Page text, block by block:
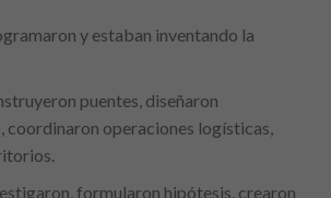
y estaban inventando la
puentes, diseñaron
coordinaron operaciones logísticas,
formularon hipótesis, crearon